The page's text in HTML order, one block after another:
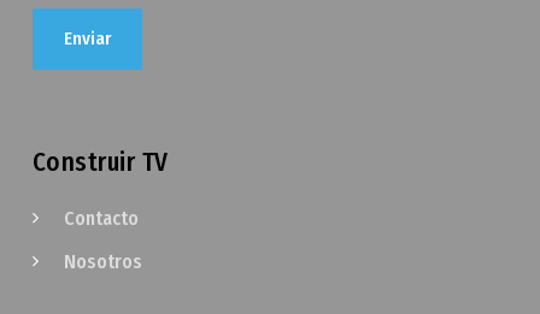
Construir TV
Contacto
Nosotros